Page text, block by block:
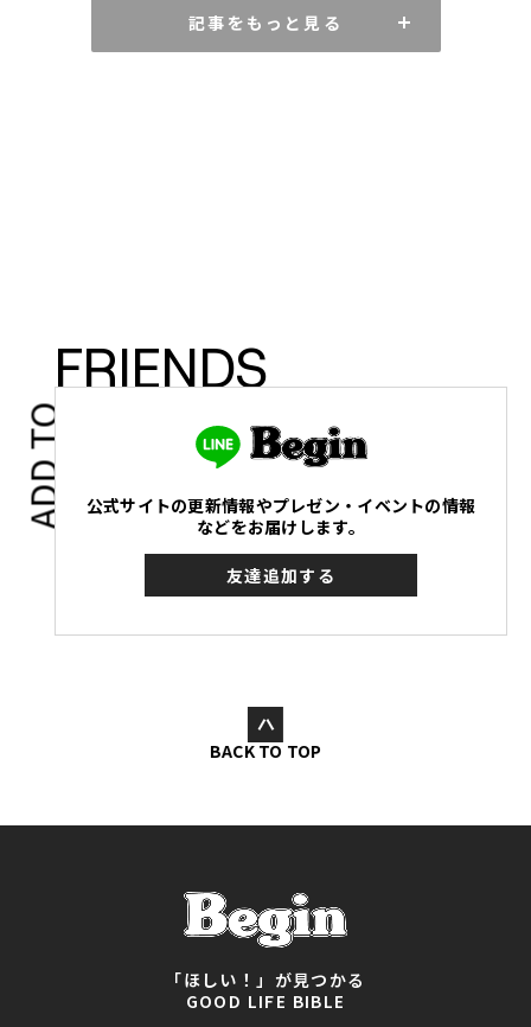
記事をもっと見る
ADD TO
FRIENDS
公式サイトの更新情報やプレゼン・イベントの情報
などをお届けします。
友達追加する
BACK TO TOP
「ほしい！」が見つかる
GOOD LIFE BIBLE